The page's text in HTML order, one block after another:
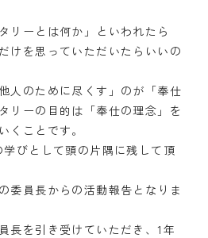
リーとは何か」といわれたら
けを思っていただいたらいいの
人のために尽くす」のが「奉仕
リーの目的は「奉仕の理念」を
くことです。
びとして頭の片隅に残して頂
委員長からの活動報告となりま
長を引き受けていただき、1年